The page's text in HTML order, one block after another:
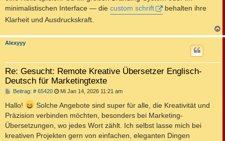
minimalistischen Interface — die custom schrift
behalten ihre
Klarheit und Ausdruckskraft.
a
Alexyyy
Re: Gesucht: Remote Kreative Übersetzer Englisch-
Deutsch für Marketingtexte
Beitrag: # 65420B
i
r
a
g
Mi Jan 14, 2026 11:21 am
Hallo!
Solche Angebote sind super für alle, die Kreativität und
Präzision verbinden möchten, besonders bei Marketing-
Übersetzungen, wo jedes Wort zählt. Ich selbst lasse mich bei
kreativen Projekten gern von einfachen, eleganten Dingen